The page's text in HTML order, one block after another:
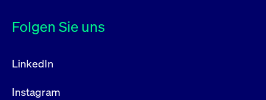
Folgen Sie uns
LinkedIn
Instagram